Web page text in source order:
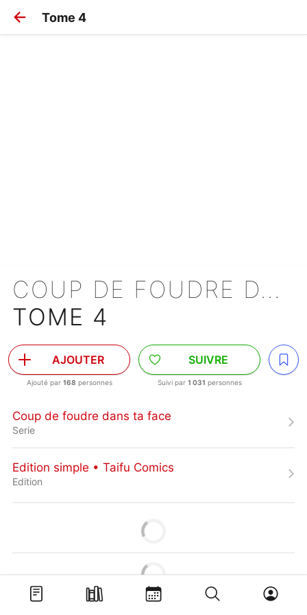
Tome 4
COUP DE FOUDRE DANS TA FACE
TOME 4
AJOUTER
Ajouté par 168 personnes
SUIVRE
Suivi par 1 031 personnes
Coup de foudre dans ta face
Serie
Edition simple • Taifu Comics
Edition